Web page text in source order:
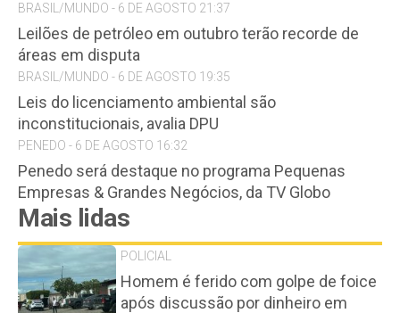
BRASIL/MUNDO - 6 DE AGOSTO 21:37
Leilões de petróleo em outubro terão recorde de
áreas em disputa
BRASIL/MUNDO - 6 DE AGOSTO 19:35
Leis do licenciamento ambiental são
inconstitucionais, avalia DPU
PENEDO - 6 DE AGOSTO 16:32
Penedo será destaque no programa Pequenas
Empresas & Grandes Negócios, da TV Globo
Mais lidas
POLICIAL
Homem é ferido com golpe de foice
após discussão por dinheiro em